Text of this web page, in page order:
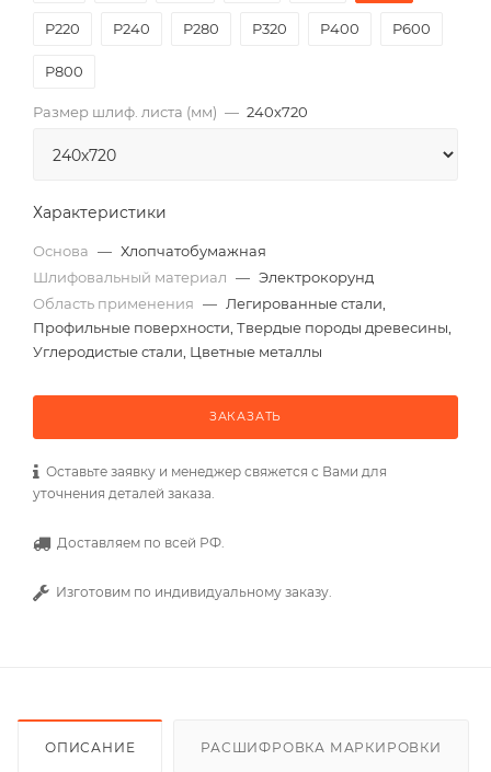
P220 P240 P280 P320 P400 P600
P800
Размер шлиф. листа (мм) — 240х720
Характеристики
Основа — Хлопчатобумажная
Шлифовальный материал — Электрокорунд
Область применения — Легированные стали,
Профильные поверхности, Твердые породы древесины,
Углеродистые стали, Цветные металлы
ЗАКАЗАТЬ
Оставьте заявку и менеджер свяжется с Вами для
уточнения деталей заказа.
Доставляем по всей РФ.
Изготовим по индивидуальному заказу.
ОПИСАНИЕ РАСШИФРОВКА МАРКИРОВКИ